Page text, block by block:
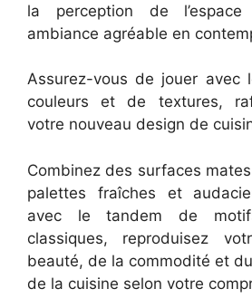
la perception de
ambiance agréable en
Assurez-vous de jouer avec
couleurs et de textures,
votre nouveau design de
Combinez des surfaces
palettes fraîches et
avec le tandem de
classiques, reproduisez
beauté, de la commodité et
de la cuisine selon votre